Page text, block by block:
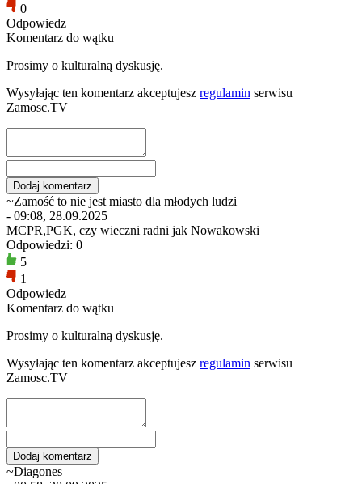
0
Odpowiedz
Komentarz do wątku
Prosimy o kulturalną dyskusję.
Wysyłając ten komentarz akceptujesz regulamin serwisu
Zamosc.TV
~Zamość to nie jest miasto dla młodych ludzi
- 09:08, 28.09.2025
MCPR,PGK, czy wieczni radni jak Nowakowski
Odpowiedzi: 0
5
1
Odpowiedz
Komentarz do wątku
Prosimy o kulturalną dyskusję.
Wysyłając ten komentarz akceptujesz regulamin serwisu
Zamosc.TV
~Diagones